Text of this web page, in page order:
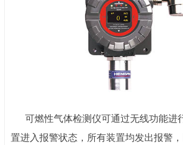
可燃性气体检测仪可通过无线功能进
置进入报警状态，所有装置均发出报警